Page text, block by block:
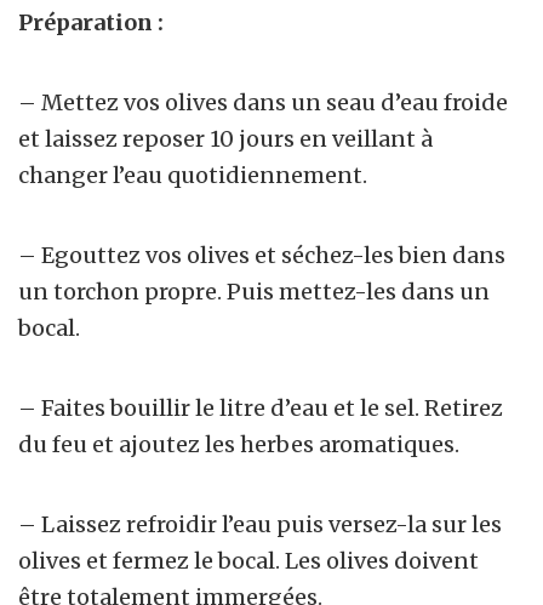
Préparation :
– Mettez vos olives dans un seau d’eau froide
et laissez reposer 10 jours en veillant à
changer l’eau quotidiennement.
– Egouttez vos olives et séchez-les bien dans
un torchon propre. Puis mettez-les dans un
bocal.
– Faites bouillir le litre d’eau et le sel. Retirez
du feu et ajoutez les herbes aromatiques.
– Laissez refroidir l’eau puis versez-la sur les
olives et fermez le bocal. Les olives doivent
être totalement immergées.